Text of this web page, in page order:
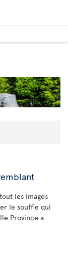
les images
le souffle qui
Province a